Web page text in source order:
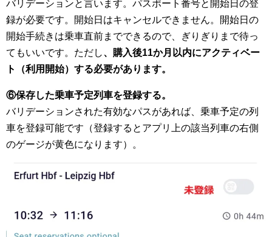
バリデーションと言います。パスポート番号と開始日の登
録が必要です。開始日はキャンセルできません。開始日の
開始手続きは乗車直前までできるので、ぎりぎりまで待っ
てもいいです。ただし、購入後11か月以内にアクティベー
ト（利用開始）する必要があります。
⑥保存した乗車予定列車を登録する。
バリデーションされた有効なパスがあれば、乗車予定の列
車を登録可能です（登録するとアプリ上の該当列車の右側
のゲージが黄色になります）。